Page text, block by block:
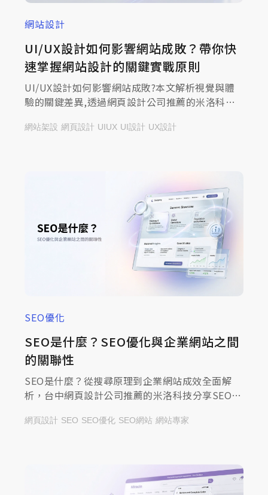
網站設計
UI/UX設計如何影響網站成敗？帶你快
速掌握網站設計的關鍵實戰原則
UI/UX設計如何影響網站成敗?本文解析視覺與體
驗的關鍵差異,透過網頁設計公司推薦的米洛科技
功網站!
網站架設 網頁設計 UIUX UI設計 UX設計
SEO優化
SEO是什麼？SEO優化與企業網站之間
的關聯性
SEO是什麼？從搜尋原理到企業網站成效全面解
析，台中網頁設計公司推薦的米洛科技分享SEO優
升流量的方法！
網頁設計 SEO SEO優化 SEO網站 網站專家